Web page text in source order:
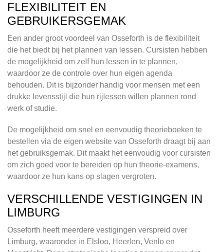
FLEXIBILITEIT EN
GEBRUIKERSGEMAK
Een ander groot voordeel van Osseforth is de flexibiliteit
die het biedt bij het plannen van lessen. Cursisten hebben
de mogelijkheid om zelf hun lessen in te plannen,
waardoor ze de controle over hun eigen agenda
behouden. Dit is bijzonder handig voor mensen met een
drukke levensstijl die hun rijlessen willen plannen rond
werk of studie.
De mogelijkheid om snel en eenvoudig theorieboeken te
bestellen via de eigen website van Osseforth draagt bij aan
het gebruiksgemak. Dit maakt het eenvoudig voor cursisten
om zich goed voor te bereiden op hun theorie-examens,
waardoor ze hun kans op slagen vergroten.
VERSCHILLENDE VESTIGINGEN IN
LIMBURG
Osseforth heeft meerdere vestigingen verspreid over
Limburg, waaronder in Elsloo, Heerlen, Venlo en